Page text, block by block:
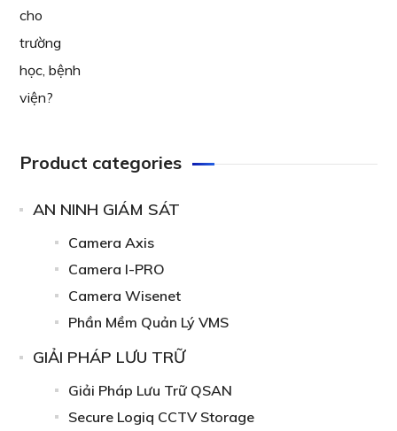
Product categories
AN NINH GIÁM SÁT
Camera Axis
Camera I-PRO
Camera Wisenet
Phần Mềm Quản Lý VMS
GIẢI PHÁP LƯU TRỮ
Giải Pháp Lưu Trữ QSAN
Secure Logiq CCTV Storage